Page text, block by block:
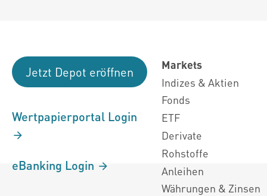
Jetzt Depot eröffnen
Wertpapierportal Login
eBanking Login
Markets
Indizes & Aktien
Fonds
ETF
Derivate
Rohstoffe
Anleihen
Währungen & Zinsen